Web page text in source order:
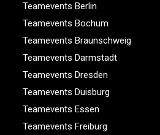
Teamevents Berlin
Teamevents Bochum
Teamevents Braunschweig
Teamevents Darmstadt
Teamevents Dresden
Teamevents Duisburg
Teamevents Essen
Teamevents Freiburg